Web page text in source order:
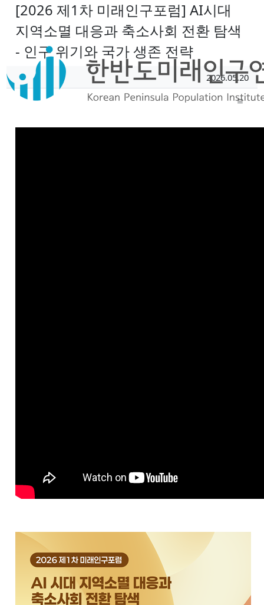
[2026 제1차 미래인구포럼] AI시대
지역소멸 대응과 축소사회 전환 탐색
- 인구 위기와 국가 생존 전략
페이지 정보
작성자 작성일
2026.05.20
본문